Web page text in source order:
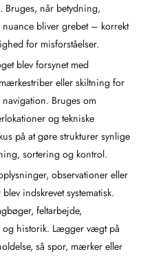
Bruges, når betydning,
bliver grebet – korrekt
for misforståelser.
blev forsynet med
eller skiltning for
Bruges om
og tekniske
på at gøre strukturer synlige
sortering og kontrol.
observationer eller
indskrevet systematisk.
feltarbejde,
og historik. Lægger vægt på
så spor, mærker eller